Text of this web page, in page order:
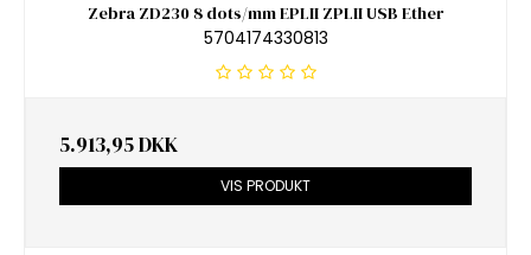
Zebra ZD230 8 dots/mm EPLII ZPLII USB Ether
5704174330813
5.913,95 DKK
VIS PRODUKT